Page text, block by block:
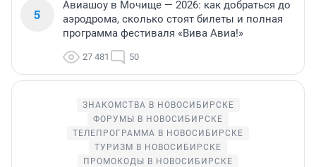
5
Авиашоу в Мочище — 2026: как добраться до
аэродрома, сколько стоят билеты и полная
программа фестиваля «Вива Авиа!»
27 481 50
ЗНАКОМСТВА В НОВОСИБИРСКЕ
ФОРУМЫ В НОВОСИБИРСКЕ
ТЕЛЕПРОГРАММА В НОВОСИБИРСКЕ
ТУРИЗМ В НОВОСИБИРСКЕ
ПРОМОКОДЫ В НОВОСИБИРСКЕ